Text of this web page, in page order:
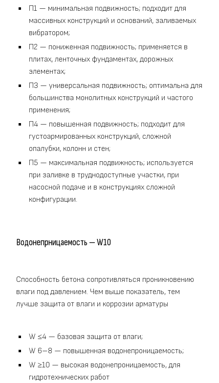
П1 — минимальная подвижность; подходит для
массивных конструкций и оснований, заливаемых
вибратором;
П2 — пониженная подвижность; применяется в
плитах, ленточных фундаментах, дорожных
элементах;
П3 — универсальная подвижность; оптимальна для
большинства монолитных конструкций и частого
применения;
П4 — повышенная подвижность; подходит для
густоармированных конструкций, сложной
опалубки, колонн и стен;
П5 — максимальная подвижность; используется
при заливке в труднодоступные участки, при
насосной подаче и в конструкциях сложной
конфигурации.
Водонепрницаемость — W10
Способность бетона сопротивляться проникновению
влаги под давлением. Чем выше показатель, тем
лучше защита от влаги и коррозии арматуры
W ≤4 — базовая защита от влаги;
W 6–8 — повышенная водонепроницаемость;
W ≥10 — высокая водонепроницаемость, для
гидротехнических работ